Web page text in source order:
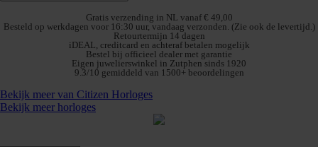
Gratis verzending in NL vanaf € 49,00
Besteld op werkdagen voor 16:30 uur, vandaag verzonden. (Zie ook de levertijd.)
Retourtermijn 14 dagen
iDEAL, creditcard en achteraf betalen mogelijk
Bestel bij officieel dealer met garantie
Eigen juwelierswinkel in Zutphen sinds 1920
9.3/10 gemiddeld van 1500+ beoordelingen
Bekijk meer van Citizen Horloges
Bekijk meer horloges